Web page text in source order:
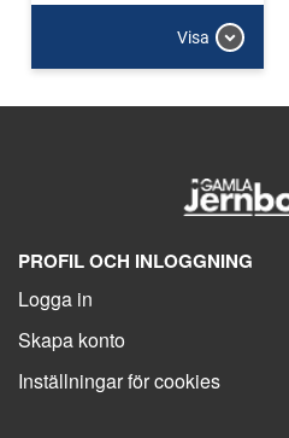
Visa
PROFIL OCH INLOGGNING
Logga in
Skapa konto
Inställningar för cookies